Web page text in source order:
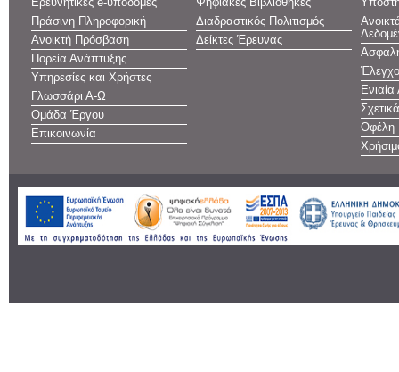
Ερευνητικές e-υποδομές
Πράσινη Πληροφορική
Ανοικτή Πρόσβαση
Πορεία Ανάπτυξης
Υπηρεσίες και Χρήστες
Γλωσσάρι Α-Ω
Ομάδα Έργου
Επικοινωνία
Ψηφιακές Βιβλιοθήκες
Διαδραστικός Πολιτισμός
Δείκτες Έρευνας
Σχετικά
Οφέλη